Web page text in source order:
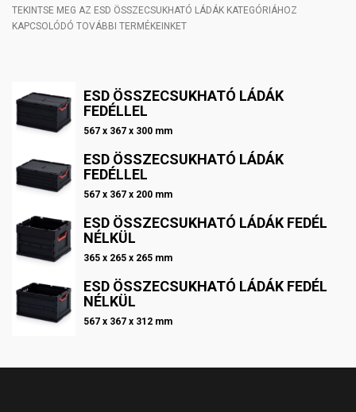
TEKINTSE MEG AZ ESD ÖSSZECSUKHATÓ LÁDÁK KATEGÓRIÁHOZ
KAPCSOLÓDÓ TOVÁBBI TERMÉKEINKET
ESD ÖSSZECSUKHATÓ LÁDÁK
FEDÉLLEL
567 x 367 x 300 mm
ESD ÖSSZECSUKHATÓ LÁDÁK
FEDÉLLEL
567 x 367 x 200 mm
ESD ÖSSZECSUKHATÓ LÁDÁK FEDÉL
NÉLKÜL
365 x 265 x 265 mm
ESD ÖSSZECSUKHATÓ LÁDÁK FEDÉL
NÉLKÜL
567 x 367 x 312 mm